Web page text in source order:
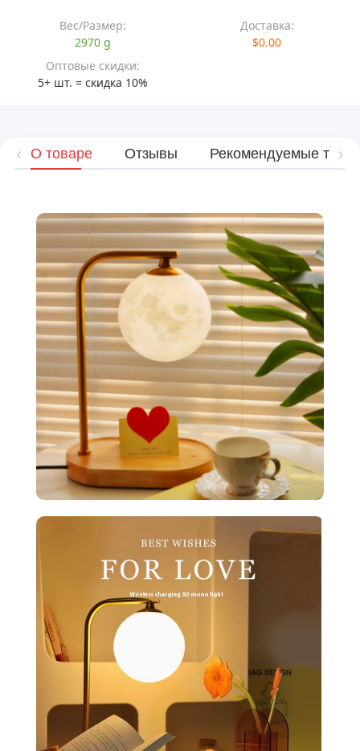
Вес/Размер:
2970 g
Доставка:
$0.00
Оптовые скидки:
5+ шт. = скидка 10%
О товаре Отзывы Рекомендуемые